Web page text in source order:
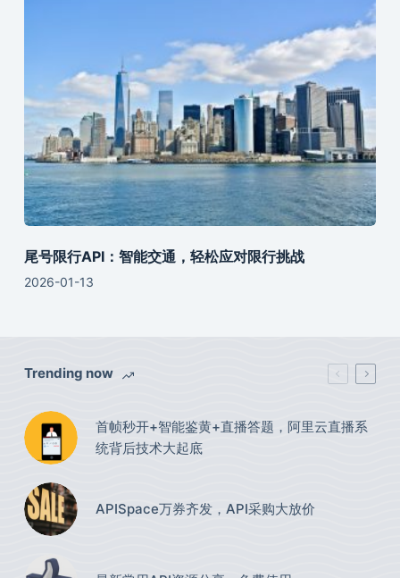
尾号限行API：智能交通，轻松应对限行挑战
2026-01-13
Trending now
首帧秒开+智能鉴黄+直播答题，阿里云直播系
统背后技术大起底
APISpace万券齐发，API采购大放价